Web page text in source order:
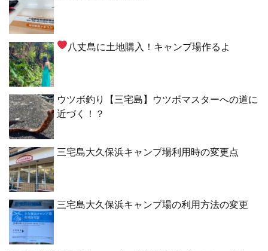
八丈島に土地購入！キャンプ場作るよ
ウツボ釣り【三宅島】ウツボマスターへの道に
近づく！？
三宅島大久保浜キャンプ場利用時の変更点
三宅島大久保浜キャンプ場の利用方法の変更